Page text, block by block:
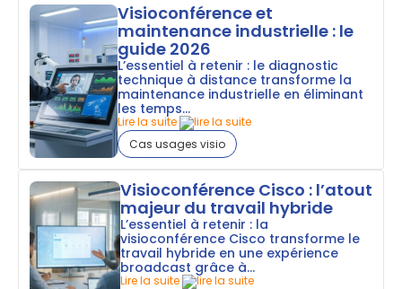
Visioconférence et
maintenance industrielle : le
guide 2026
L’essentiel à retenir : le diagnostic
technique à distance transforme la
maintenance industrielle en éliminant
les temps...
Lire la suite
Cas usages visio
Visioconférence Cisco : l’atout
majeur du travail hybride
L’essentiel à retenir : la
visioconférence Cisco transforme le
travail hybride en une expérience
broadcast grâce à...
Lire la suite